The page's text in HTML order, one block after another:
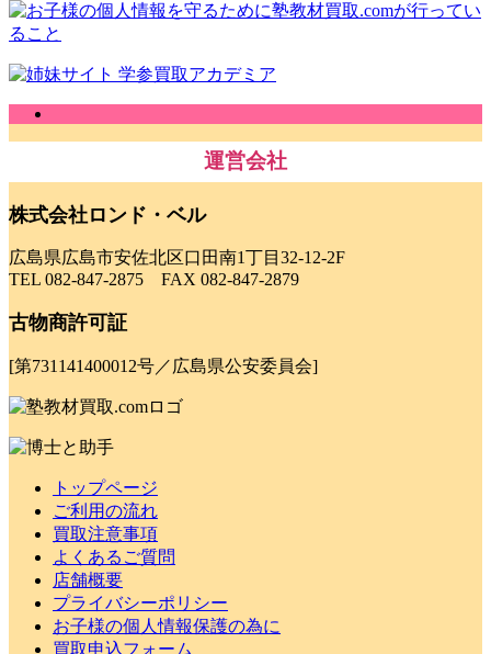
運営会社
株式会社ロンド・ベル
広島県広島市安佐北区口田南1丁目32-12-2F
TEL 082-847-2875 FAX 082-847-2879
古物商許可証
[第731141400012号／広島県公安委員会]
トップページ
ご利用の流れ
買取注意事項
よくあるご質問
店舗概要
プライバシーポリシー
お子様の個人情報保護の為に
買取申込フォーム